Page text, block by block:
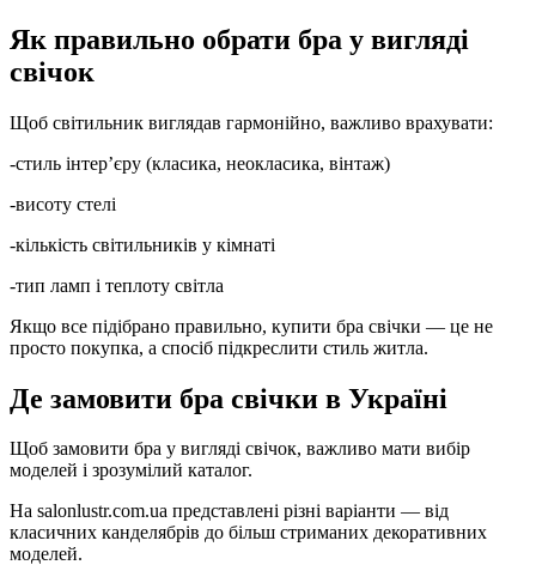
Як правильно обрати бра у вигляді
свічок
Щоб світильник виглядав гармонійно, важливо врахувати:
-стиль інтер’єру (класика, неокласика, вінтаж)
-висоту стелі
-кількість світильників у кімнаті
-тип ламп і теплоту світла
Якщо все підібрано правильно, купити бра свічки — це не
просто покупка, а спосіб підкреслити стиль житла.
Де замовити бра свічки в Україні
Щоб замовити бра у вигляді свічок, важливо мати вибір
моделей і зрозумілий каталог.
На salonlustr.com.ua представлені різні варіанти — від
класичних канделябрів до більш стриманих декоративних
моделей.